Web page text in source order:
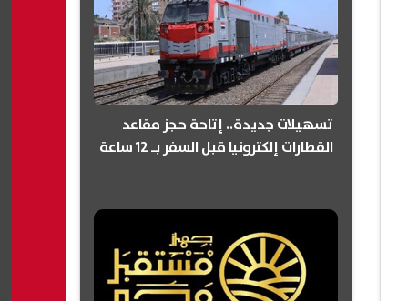
تسهيلات جديدة.. إتاحة حجز مقاعد
القطارات إلكترونيا قبل السفر بـ 12 ساعة